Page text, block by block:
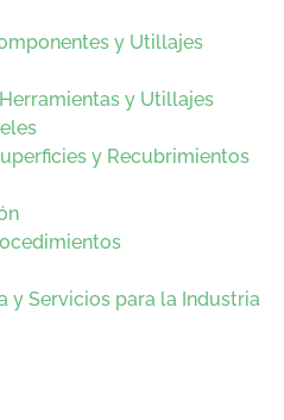
y Utillajes
y Utillajes
y Recubrimientos
y Servicios para la Industria